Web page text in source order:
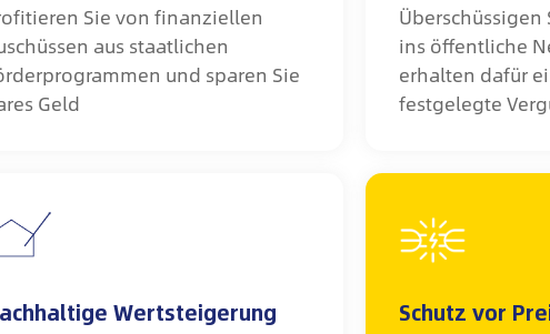
Sie von finanziellen
aus staatlichen
und sparen Sie
Geld
Überschüssigen
ins öffentliche
erhalten dafür
festgelegte
Wertsteigerung Schutz vor